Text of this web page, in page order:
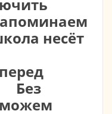
несёт
Без